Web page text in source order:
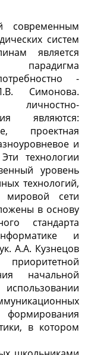
современным
систем
является
парадигма
-
Симонова.
личностно-
являются:
проектная
и
технологии
уровень
технологий,
мировой сети
в основу
стандарта
и
А.А. Кузнецов
начальной
в котором